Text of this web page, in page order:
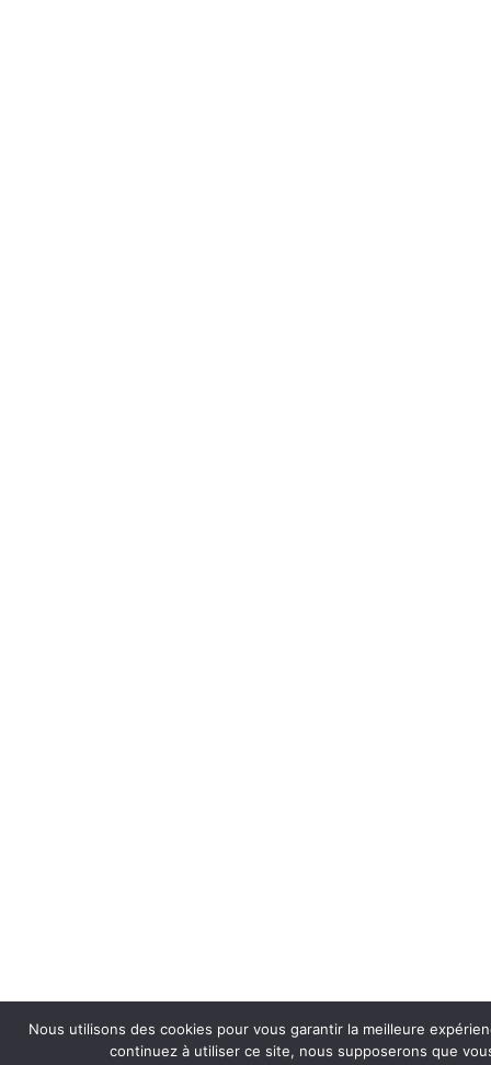
Nous utilisons des cookies pour vous garantir la meilleure
continuez à utiliser ce site, nous supposerons que